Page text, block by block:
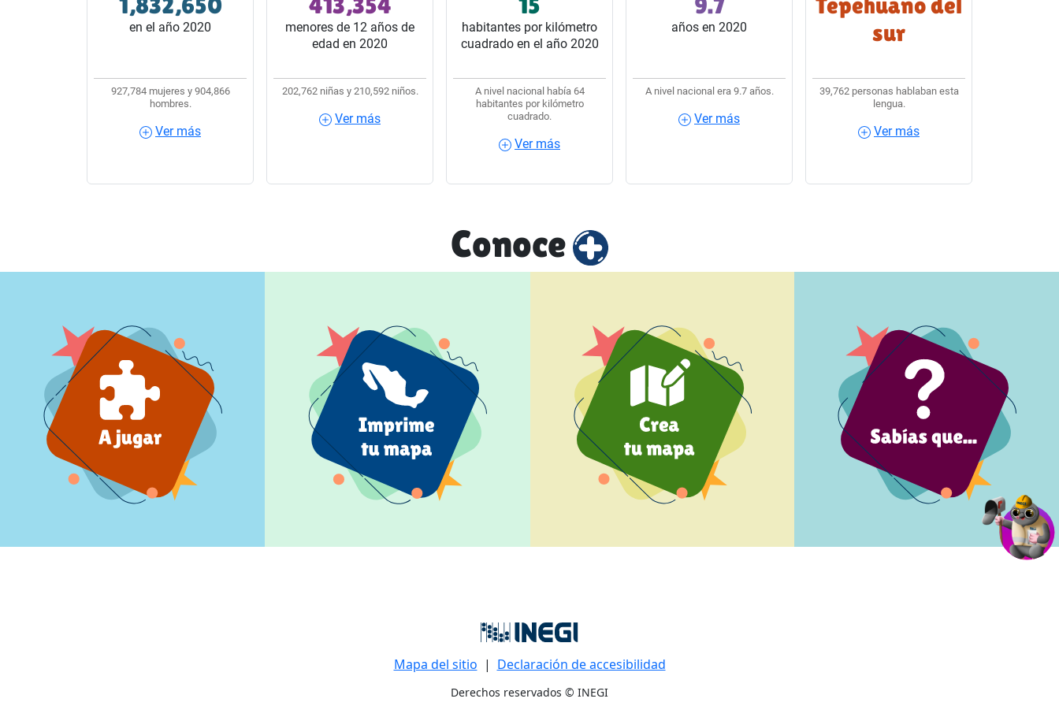
en el año 2020
927,784 mujeres y 904,866
hombres.
Ver más
32 estados del país.
Ver más
menores de 12 años de
edad en 2020
202,762 niñas y 210,592 niños.
Ver más
10 habitantes del estado.
habitantes por kilómetro
cuadrado en el año 2020
A nivel nacional había 64
habitantes por kilómetro
cuadrado.
Ver más
32 estados del país.
años en 2020
A nivel nacional era 9.7 años.
Ver más
32 estados del país.
sur
39,762 personas hablaban esta
lengua.
Ver más
lengua indígena usaban
Tepehuano del sur.
Ver más
Conoce
Mapa del sitio | Declaración de accesibilidad
Derechos reservados © INEGI